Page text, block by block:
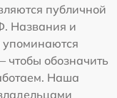
публичной
Названия и
упоминаются
обозначить
Наша